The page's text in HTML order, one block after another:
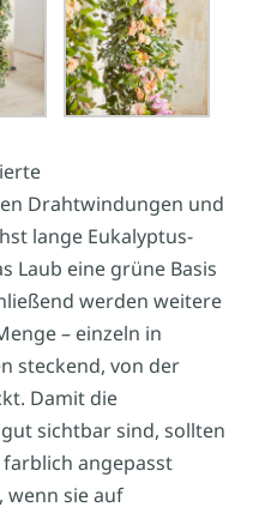
Drahtwindungen und
lange Eukalyptus-
Laub eine grüne Basis
werden weitere
– einzeln in
steckend, von der
Damit die
sichtbar sind, sollten
angepasst
wenn sie auf